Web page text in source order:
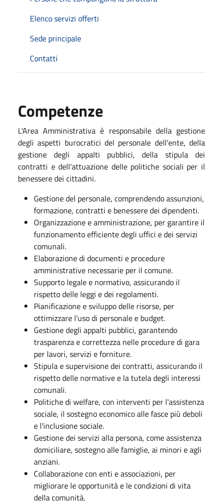
Elenco servizi offerti
Sede principale
Contatti
Competenze
L'Area Amministrativa è responsabile della gestione
degli aspetti burocratici del personale dell'ente, della
gestione degli appalti pubblici, della stipula dei
contratti e dell'attuazione delle politiche sociali per il
benessere dei cittadini.
Gestione del personale, comprendendo assunzioni,
formazione, contratti e benessere dei dipendenti.
Organizzazione e amministrazione, per garantire il
funzionamento efficiente degli uffici e dei servizi
comunali.
Elaborazione di documenti e procedure
amministrative necessarie per il comune.
Supporto legale e normativo, assicurando il
rispetto delle leggi e dei regolamenti.
Pianificazione e sviluppo delle risorse, per
ottimizzare l'uso di personale e budget.
Gestione degli appalti pubblici, garantendo
trasparenza e correttezza nelle procedure di gara
per lavori, servizi e forniture.
Stipula e supervisione dei contratti, assicurando il
rispetto delle normative e la tutela degli interessi
comunali.
Politiche di welfare, con interventi per l'assistenza
sociale, il sostegno economico alle fasce più deboli
e l'inclusione sociale.
Gestione dei servizi alla persona, come assistenza
domiciliare, sostegno alle famiglie, ai minori e agli
anziani.
Collaborazione con enti e associazioni, per
migliorare le opportunità e le condizioni di vita
della comunità.